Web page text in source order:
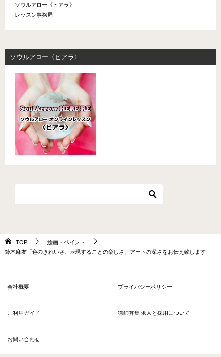
ソウルアロー《ヒアラ》
レッスン事務局
ソウルアロー〈ヒアラ〉
TOP
絵画・ペイント
鈴木麻友「色のきれいさ、表現することの楽しさ、アートの深さをお伝え致します」
会社概要 プライバシーポリシー
ご利用ガイド 講師募集 求人と採用について
お問い合わせ